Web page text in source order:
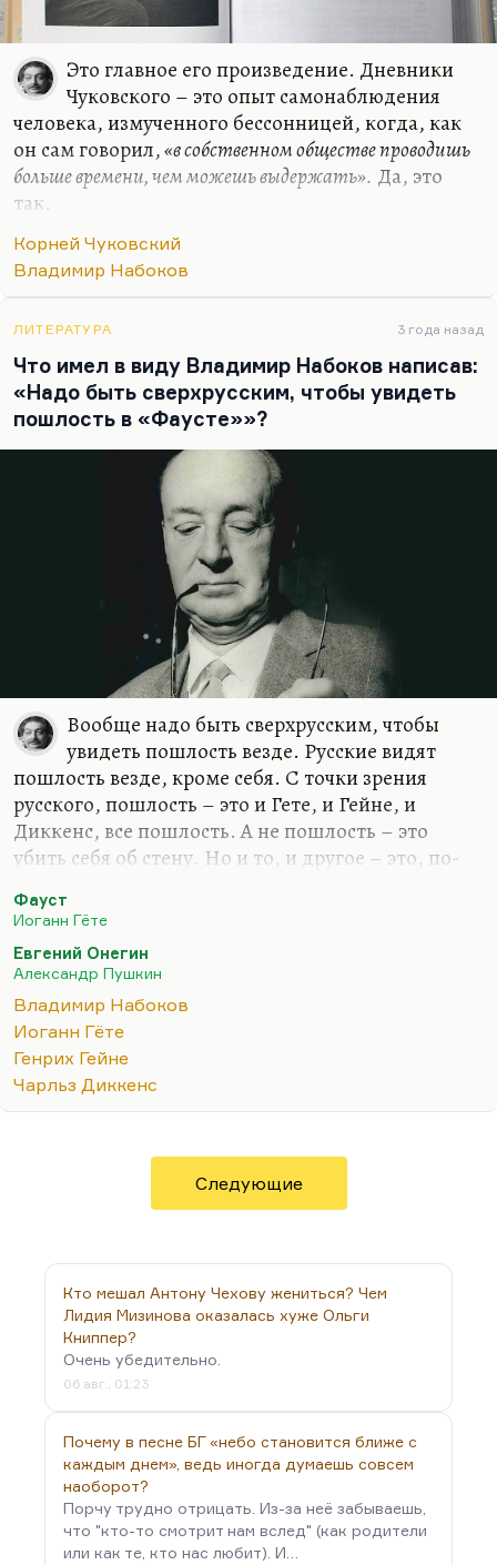
Это главное его произведение. Дневники
Чуковского – это опыт самонаблюдения
человека, измученного бессонницей, когда, как
он сам говорил,«в собственном обществе проводишь
больше времени, чем можешь выдержать». Да, это
так.
Чуковский – «белый волк», как называл его
Шварц; причудливое, прекрасное, озлобленное
антропологического разлома. Чуковский – это
интеллигенция в первом поколении. Причем это
человек, который от поколения своих предков, от
людей физического труда и довольно мрачного
опыта взял невероятную живучесть и физическую
силу. Если бы он не умер от желтухи,
зараженный в плохой больнице или плохой
медсестрой, он бы сто лет прожил…
Корней Чуковский
Владимир Набоков
ЛИТЕРАТУРА 3 года назад
Что имел в виду Владимир Набоков написав:
«Надо быть сверхрусским, чтобы увидеть
пошлость в «Фаусте»»?
Вообще надо быть сверхрусским, чтобы
увидеть пошлость везде. Русские видят
пошлость везде, кроме себя. С точки зрения
русского, пошлость – это и Гете, и Гейне, и
Диккенс, все пошлость. А не пошлость – это
убить себя об стену. Но и то, и другое – это, по-
стену – пошлость, по-моему, гораздо большая.
Я не думаю, что Набоков всерьез это говорит.
Набоков как раз из тех русских, которые умеют
уважать чужое. Я тут давеча для студенческих
нужд перечитывал комментарий Набокова к
«Онегину». Сам перевод я не беру, перевод,
конечно, обычный прозаический. Но
комментарий гениальный. Набоков проследил и
количество вкусных…
Фауст
Иоганн Гёте
Евгений Онегин
Александр Пушкин
Владимир Набоков
Иоганн Гёте
Генрих Гейне
Чарльз Диккенс
Следующие
Кто мешал Антону Чехову жениться? Чем
Лидия Мизинова оказалась хуже Ольги
Книппер?
Очень убедительно.
06 авг., 01:23
Почему в песне БГ «небо становится ближе с
каждым днем», ведь иногда думаешь совсем
наоборот?
Порчу трудно отрицать. Из-за неё забываешь,
что "кто-то смотрит нам вслед" (как родители
или как те, кто нас любит). И…